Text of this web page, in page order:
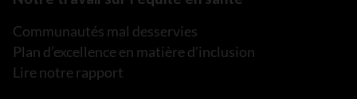
Communautés mal desservies
Plan d’excellence en matière d’inclusion
Lire notre rapport